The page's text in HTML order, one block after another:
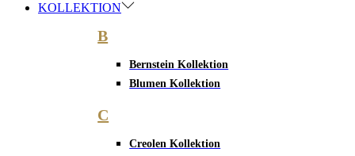
KOLLEKTION
B
Bernstein Kollektion
Blumen Kollektion
C
Creolen Kollektion